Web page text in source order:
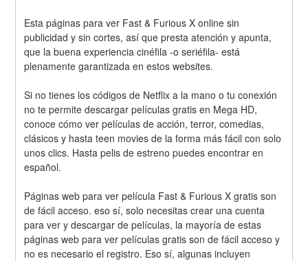
Esta páginas para ver Fast & Furious X online sin
publicidad y sin cortes, así que presta atención y apunta,
que la buena experiencia cinéfila -o seriéfila- está
plenamente garantizada en estos websites.
Si no tienes los códigos de Netflix a la mano o tu conexión
no te permite descargar películas gratis en Mega HD,
conoce cómo ver películas de acción, terror, comedias,
clásicos y hasta teen movies de la forma más fácil con solo
unos clics. Hasta pelis de estreno puedes encontrar en
español.
Páginas web para ver película Fast & Furious X gratis son
de fácil acceso. eso sí, solo necesitas crear una cuenta
para ver y descargar de películas, la mayoría de estas
páginas web para ver películas gratis son de fácil acceso y
no es necesario el registro. Eso sí, algunas incluyen